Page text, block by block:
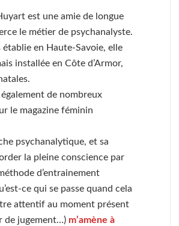
est une amie de longue
le métier de psychanalyste.
établie en Haute-Savoie, elle
installée en Côte d’Armor,
de nombreux
le magazine féminin
psychanalytique, et sa
la pleine conscience par
d’entrainement
ce qui se passe quand cela
attentif au moment présent
de jugement…) m’amène à